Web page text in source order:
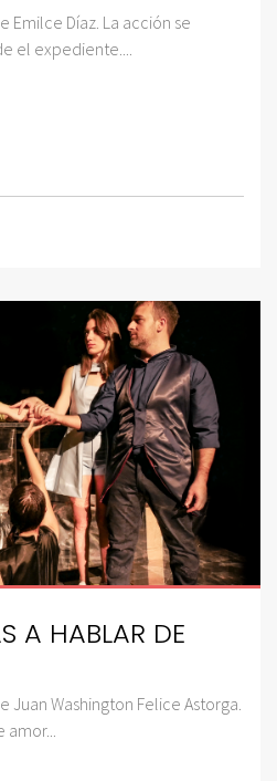
Emilce Díaz. La acción se
el expediente....
A HABLAR DE
Juan Washington Felice Astorga.
amor...